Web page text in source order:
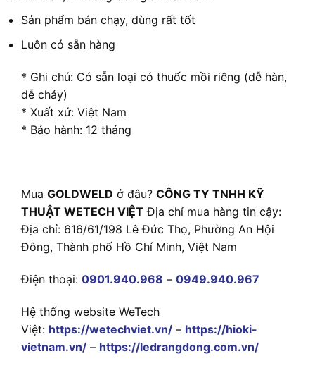
Sản phẩm bán chạy, dùng rất tốt
Luôn có sẵn hàng
* Ghi chú: Có sẵn loại có thuốc mồi riêng (dễ hàn,
dễ cháy)
* Xuất xứ: Việt Nam
* Bảo hành: 12 tháng
Mua GOLDWELD ở đâu? CÔNG TY TNHH KỸ
THUẬT WETECH VIỆT Địa chỉ mua hàng tin cậy:
Địa chỉ: 616/61/198 Lê Đức Thọ, Phường An Hội
Đông, Thành phố Hồ Chí Minh, Việt Nam
Điện thoại: 0901.940.968 – 0949.940.967
Hệ thống website WeTech
Việt: https://wetechviet.vn/ – https://hioki-
vietnam.vn/ – https://ledrangdong.com.vn/